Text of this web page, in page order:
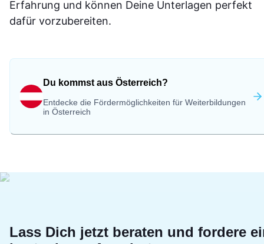
Erfahrung und können Deine Unterlagen perfekt
dafür vorzubereiten.
Du kommst aus Österreich?
Entdecke die Fördermöglichkeiten für Weiterbildungen
in Österreich
Lass Dich jetzt beraten und fordere